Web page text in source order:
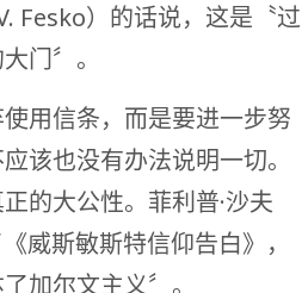
Fesko）的话说，这是〝过
门〞。
用信条，而是要进一步努
该也没有办法说明一切。
的大公性。菲利普·沙夫
威斯敏斯特信仰告白》，
加尔文主义〞。